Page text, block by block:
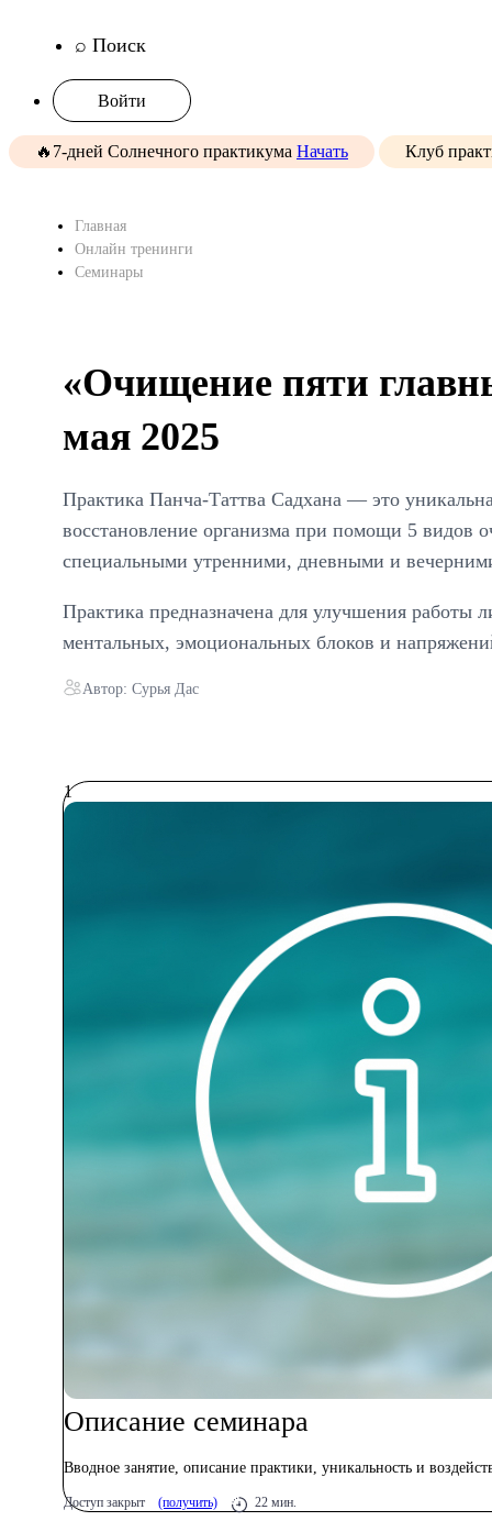
⌕ Поиск
Войти
🔥7-дней Солнечного практикума Начать Клуб
Главная
Онлайн тренинги
Семинары
«Очищение пяти
мая 2025
Практика Панча-Таттва Садхана — это
восстановление организма при помощи 5 видов
специальными утренними, дневными и
Практика предназначена для улучшения работы
ментальных, эмоциональных блоков и
Автор: Сурья Дас
1
Описание семинара
Вводное занятие, описание практики, уникальность и
Доступ закрыт (получить) 22 мин.